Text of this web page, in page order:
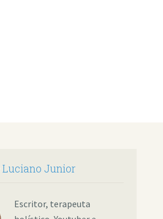
Luciano Junior
Escritor, terapeuta